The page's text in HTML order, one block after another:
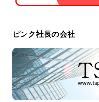
ピンク社長の会社